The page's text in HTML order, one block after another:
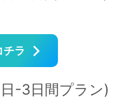
チラ
-3日間プラン)